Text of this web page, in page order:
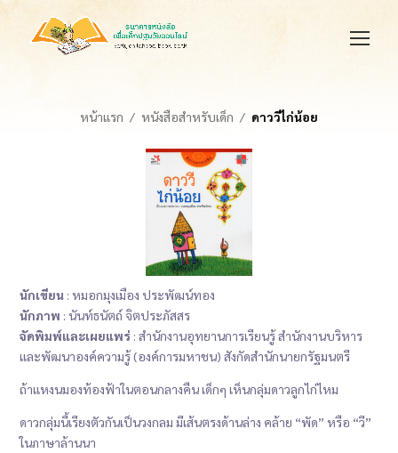
หน้าแรก หนังสือสำหรับเด็ก ดาววีไก่น้อย
นักเขียน : หมอกมุงเมือง ประพัฒน์ทอง
นักภาพ : นันท์ธนัตถ์ จิตประภัสสร
จัดพิมพ์และเผยแพร่ : สำนักงานอุทยานการเรียนรู้ สำนักงานบริหาร
และพัฒนาองค์ความรู้ (องค์การมหาชน) สังกัดสำนักนายกรัฐมนตรี
ถ้าแหงนมองท้องฟ้าในตอนกลางคืน เด็กๆ เห็นกลุ่มดาวลูกไก่ไหม
ดาวกลุ่มนี้เรียงตัวกันเป็นวงกลม มีเส้นตรงด้านล่าง คล้าย “พัด” หรือ “วี”
ในภาษาล้านนา